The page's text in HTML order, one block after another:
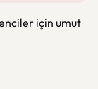
için umut